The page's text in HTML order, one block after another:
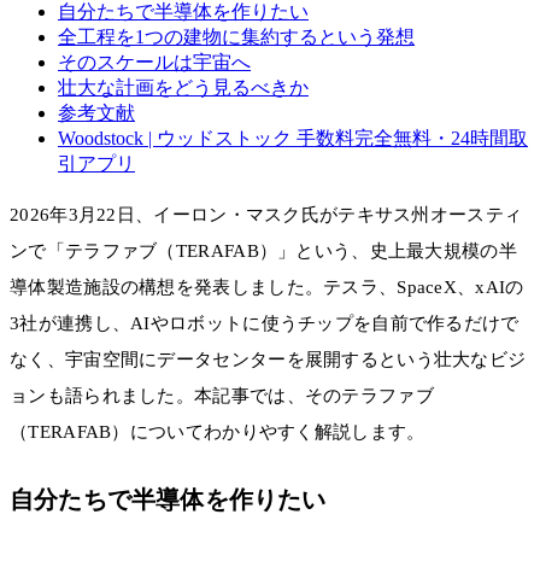
自分たちで半導体を作りたい
全工程を1つの建物に集約するという発想
そのスケールは宇宙へ
壮大な計画をどう見るべきか
参考文献
Woodstock | ウッドストック 手数料完全無料・24時間取
引アプリ
2026年3月22日、イーロン・マスク氏がテキサス州オースティ
ンで「テラファブ（TERAFAB）」という、史上最大規模の半
導体製造施設の構想を発表しました。テスラ、SpaceX、xAIの
3社が連携し、AIやロボットに使うチップを自前で作るだけで
なく、宇宙空間にデータセンターを展開するという壮大なビジ
ョンも語られました。本記事では、そのテラファブ
（TERAFAB）についてわかりやすく解説します。
自分たちで半導体を作りたい